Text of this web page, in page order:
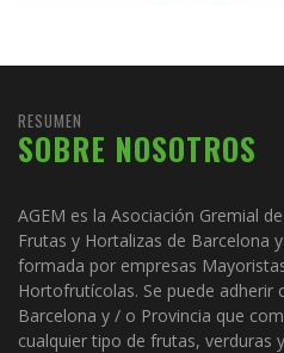
RESUMEN
SOBRE NOSOTROS
AGEM es la Asociación Gremial
Frutas y Hortalizas de Barcelona
formada por empresas
Hortofrutícolas. Se puede adherir
Barcelona y / o Provincia que
cualquier tipo de frutas, verduras